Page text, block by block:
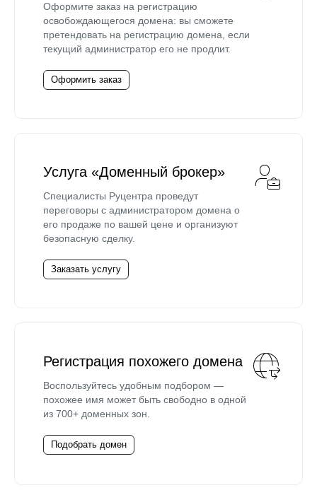
Оформите заказ на регистрацию
освобождающегося домена: вы сможете
претендовать на регистрацию домена, если
текущий администратор его не продлит.
Оформить заказ
Услуга «Доменный брокер»
Специалисты Руцентра проведут
переговоры с администратором домена о
его продаже по вашей цене и организуют
безопасную сделку.
Заказать услугу
Регистрация похожего домена
Воспользуйтесь удобным подбором —
похожее имя может быть свободно в одной
из 700+ доменных зон.
Подобрать домен